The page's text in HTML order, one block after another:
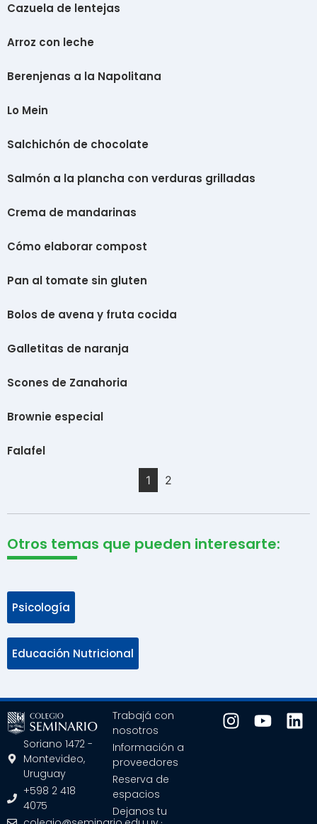
Cazuela de lentejas
Arroz con leche
Berenjenas a la Napolitana
Lo Mein
Salchichón de chocolate
Salmón a la plancha con verduras grilladas
Crema de mandarinas
Cómo elaborar compost
Pan al tomate sin gluten
Bolos de avena y fruta cocida
Galletitas de naranja
Scones de Zanahoria
Brownie especial
Falafel
1 2
Otros temas que pueden interesarte:
Psicología
Educación Nutricional
Soriano 1472 -
Montevideo,
Uruguay
+598 2 418
4075
Trabajá con
nosotros
Información a
proveedores
Reserva de
espacios
Dejanos tu